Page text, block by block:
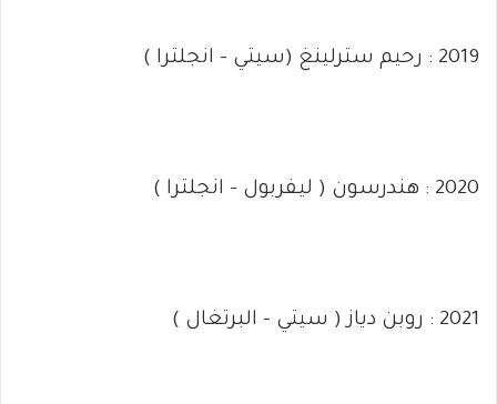
2019 : رحيم سترلينغ (سيتي – انجلترا )
2020 : هندرسون ( ليفربول – انجلترا )
2021 : روبن دياز ( سيتي – البرتغال )